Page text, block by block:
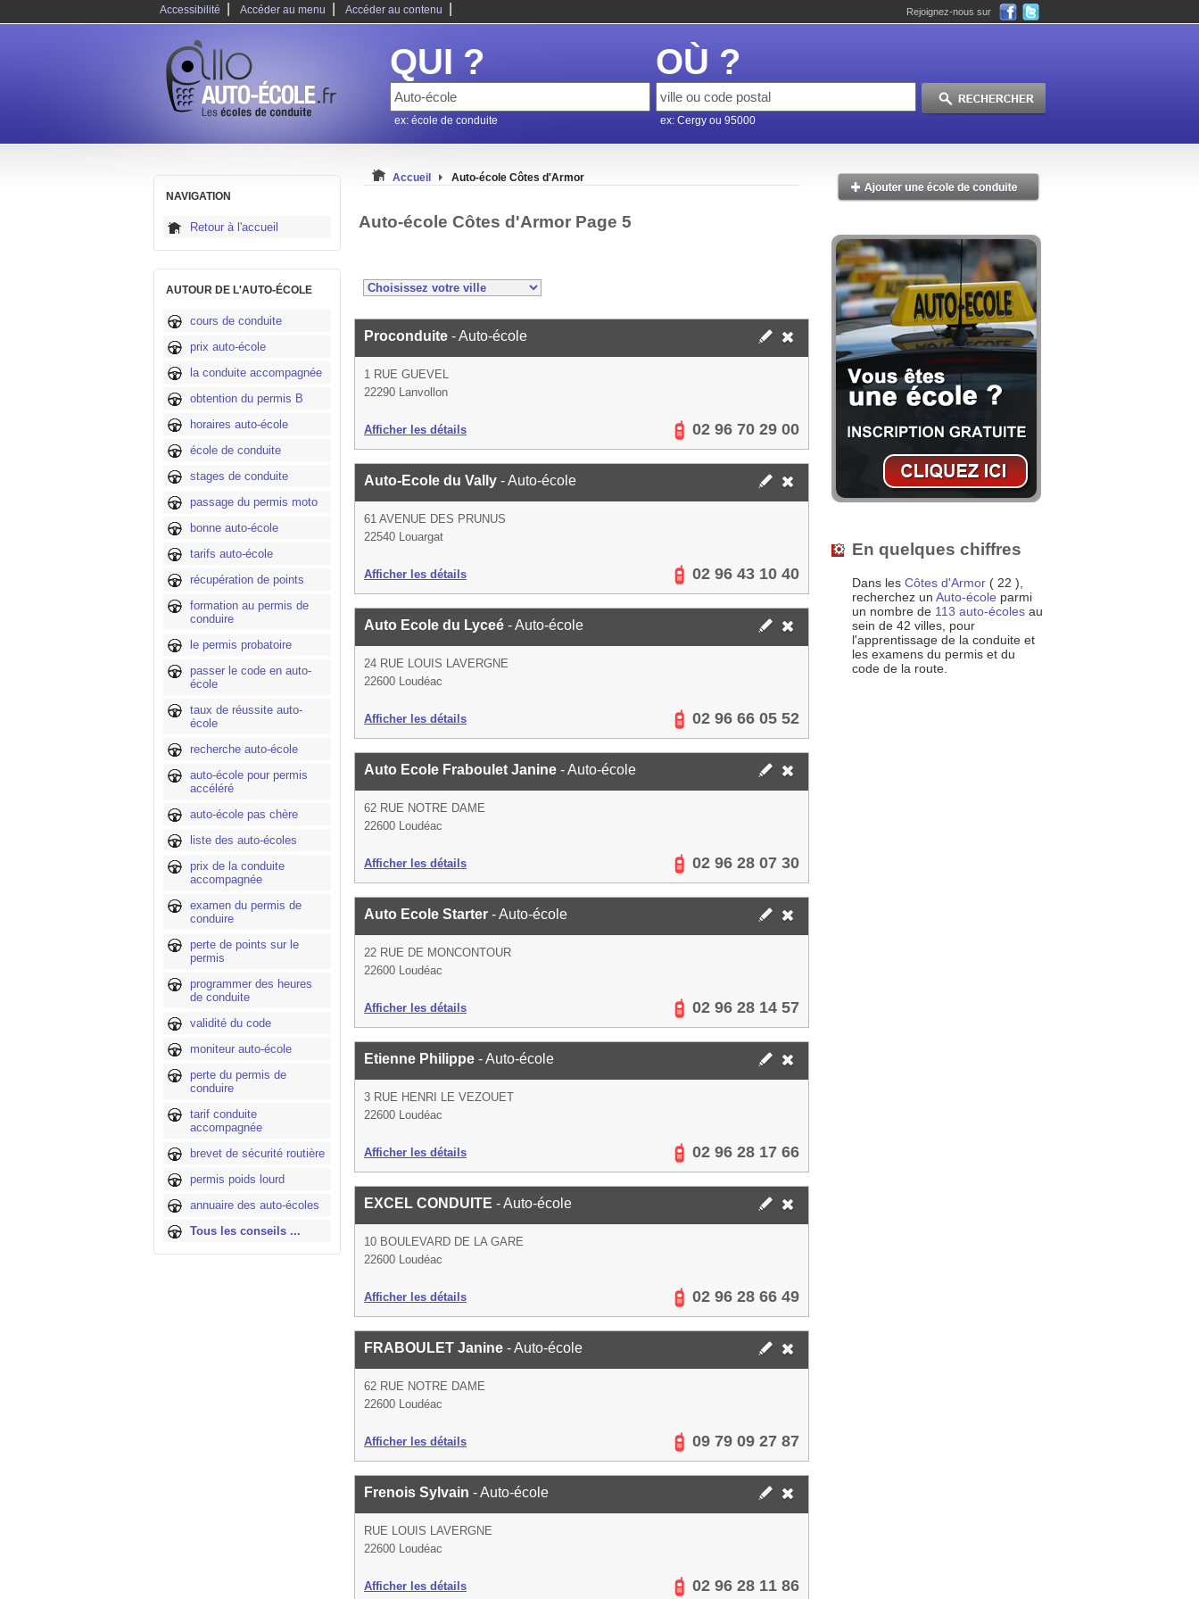
Accessibilité Accéder au menu Accéder au contenu Rejoignez-nous sur
QUI ?
ex: école de conduite
OÙ ?
ex: Cergy ou 95000
NAVIGATION
Retour à l'accueil
AUTOUR DE L'AUTO-ÉCOLE
cours de conduite
prix auto-école
la conduite accompagnée
obtention du permis B
horaires auto-école
école de conduite
stages de conduite
passage du permis moto
bonne auto-école
tarifs auto-école
récupération de points
formation au permis de
conduire
le permis probatoire
passer le code en auto-
école
taux de réussite auto-
école
recherche auto-école
auto-école pour permis
accéléré
auto-école pas chère
liste des auto-écoles
prix de la conduite
accompagnée
examen du permis de
conduire
perte de points sur le
permis
programmer des heures
de conduite
validité du code
moniteur auto-école
perte du permis de
conduire
tarif conduite
accompagnée
brevet de sécurité routière
permis poids lourd
annuaire des auto-écoles
Tous les conseils ...
Accueil Auto-école Côtes d'Armor
Auto-école Côtes d'Armor Page 5
Proconduite - Auto-école
1 RUE GUEVEL
22290 Lanvollon
Afficher les détails 02 96 70 29 00
Auto-Ecole du Vally - Auto-école
61 AVENUE DES PRUNUS
22540 Louargat
Afficher les détails 02 96 43 10 40
Auto Ecole du Lyceé - Auto-école
24 RUE LOUIS LAVERGNE
22600 Loudéac
Afficher les détails 02 96 66 05 52
Auto Ecole Fraboulet Janine - Auto-école
62 RUE NOTRE DAME
22600 Loudéac
Afficher les détails 02 96 28 07 30
Auto Ecole Starter - Auto-école
22 RUE DE MONCONTOUR
22600 Loudéac
Afficher les détails 02 96 28 14 57
Etienne Philippe - Auto-école
3 RUE HENRI LE VEZOUET
22600 Loudéac
Afficher les détails 02 96 28 17 66
EXCEL CONDUITE - Auto-école
10 BOULEVARD DE LA GARE
22600 Loudéac
Afficher les détails 02 96 28 66 49
FRABOULET Janine - Auto-école
62 RUE NOTRE DAME
22600 Loudéac
Afficher les détails 09 79 09 27 87
Frenois Sylvain - Auto-école
RUE LOUIS LAVERGNE
22600 Loudéac
Afficher les détails 02 96 28 11 86
En quelques chiffres
Dans les Côtes d'Armor ( 22 ),
recherchez un Auto-école parmi
un nombre de 113 auto-écoles au
sein de 42 villes, pour
l'apprentissage de la conduite et
les examens du permis et du
code de la route.